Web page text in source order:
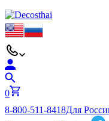
0
8-800-511-8418Для